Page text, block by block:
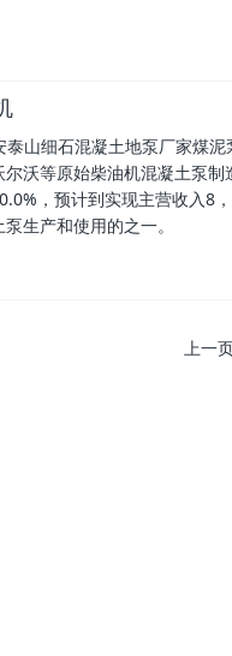
山细石混凝土地泵厂家煤
沃等原始柴油机混凝土泵
，预计到实现主营收入8
生产和使用的之一。
上一